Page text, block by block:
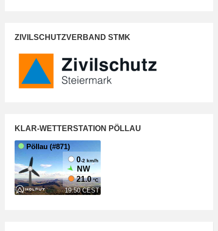
ZIVILSCHUTZVERBAND STMK
KLAR-WETTERSTATION PÖLLAU